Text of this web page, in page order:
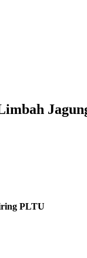
PLTU